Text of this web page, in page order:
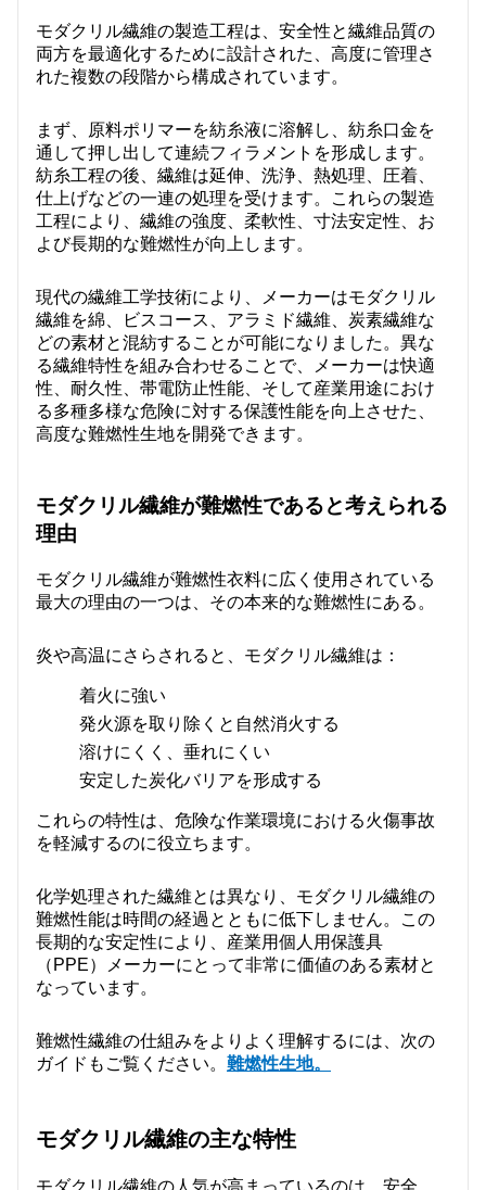
モダクリル繊維の製造工程は、安全性と繊維品質の
両方を最適化するために設計された、高度に管理さ
れた複数の段階から構成されています。
まず、原料ポリマーを紡糸液に溶解し、紡糸口金を
通して押し出して連続フィラメントを形成します。
紡糸工程の後、繊維は延伸、洗浄、熱処理、圧着、
仕上げなどの一連の処理を受けます。これらの製造
工程により、繊維の強度、柔軟性、寸法安定性、お
よび長期的な難燃性が向上します。
現代の繊維工学技術により、メーカーはモダクリル
繊維を綿、ビスコース、アラミド繊維、炭素繊維な
どの素材と混紡することが可能になりました。異な
る繊維特性を組み合わせることで、メーカーは快適
性、耐久性、帯電防止性能、そして産業用途におけ
る多種多様な危険に対する保護性能を向上させた、
高度な難燃性生地を開発できます。
モダクリル繊維が難燃性であると考えられる
理由
モダクリル繊維が難燃性衣料に広く使用されている
最大の理由の一つは、その本来的な難燃性にある。
炎や高温にさらされると、モダクリル繊維は：
着火に強い
発火源を取り除くと自然消火する
溶けにくく、垂れにくい
安定した炭化バリアを形成する
これらの特性は、危険な作業環境における火傷事故
を軽減するのに役立ちます。
化学処理された繊維とは異なり、モダクリル繊維の
難燃性能は時間の経過とともに低下しません。この
長期的な安定性により、産業用個人用保護具
（PPE）メーカーにとって非常に価値のある素材と
なっています。
難燃性繊維の仕組みをよりよく理解するには、次の
ガイドもご覧ください。 難燃性生地。
モダクリル繊維の主な特性
モダクリル繊維の人気が高まっているのは、安全